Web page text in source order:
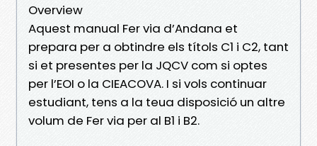
Overview
Aquest manual Fer via d’Andana et
prepara per a obtindre els títols C1 i C2, tant
si et presentes per la JQCV com si optes
per l’EOI o la CIEACOVA. I si vols continuar
estudiant, tens a la teua disposició un altre
volum de Fer via per al B1 i B2.